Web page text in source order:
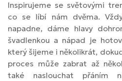
Inspirujeme se světovými
co se líbí nám dvěma.
napadne, dáme hlavy
švadlenkou a nápad je
který šijeme i několikrát,
proces může zabrat až
také naslouchat přáním